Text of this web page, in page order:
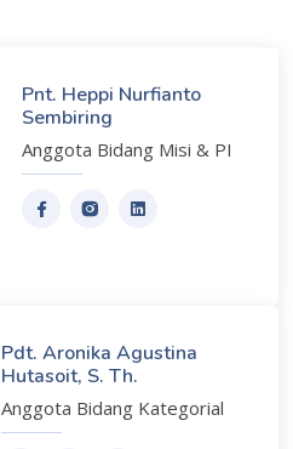
Pnt. Heppi Nurfianto
Sembiring
Anggota Bidang Misi & PI
Pdt. Aronika Agustina
Hutasoit, S. Th.
Anggota Bidang Kategorial